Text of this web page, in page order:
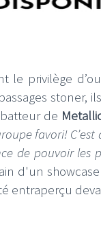
le privilège
stoner,
de
favori!
de pouvoir
d'un showcase
entraperçu